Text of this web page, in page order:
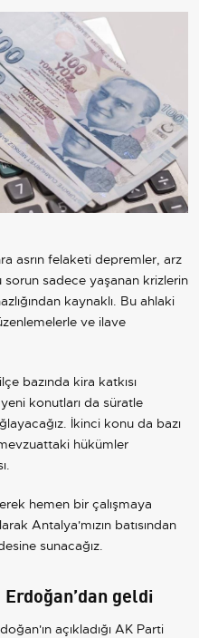
asrın felaketi depremler, arz
sadece yaşanan krizlerin
kaynaklı. Bu ahlaki
ve ilave
bazında kira katkısı
konutları da süratle
İkinci konu da bazı
hükümler
hemen bir çalışmaya
Antalya'mızın batısından
sunacağız.
geldi
açıkladığı AK Parti